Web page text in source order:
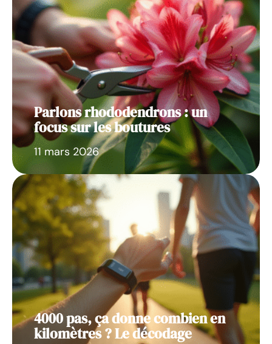
Parlons rhododendrons : un
focus sur les boutures
11 mars 2026
4000 pas, ça donne combien en
kilomètres ? Le décodage